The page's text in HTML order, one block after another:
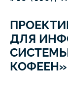
ДЛЯ
КОФЕЕН»